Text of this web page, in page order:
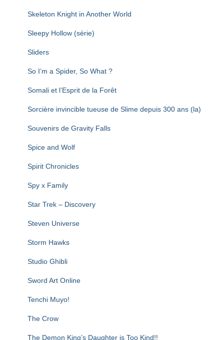
Skeleton Knight in Another World
Sleepy Hollow (série)
Sliders
So I’m a Spider, So What ?
Somali et l’Esprit de la Forêt
Sorcière invincible tueuse de Slime depuis 300 ans (la)
Souvenirs de Gravity Falls
Spice and Wolf
Spirit Chronicles
Spy x Family
Star Trek – Discovery
Steven Universe
Storm Hawks
Studio Ghibli
Sword Art Online
Tenchi Muyo!
The Crow
The Demon King’s Daughter is Too Kind!!